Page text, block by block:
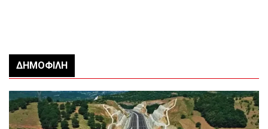
ΔΗΜΟΦΙΛΉ